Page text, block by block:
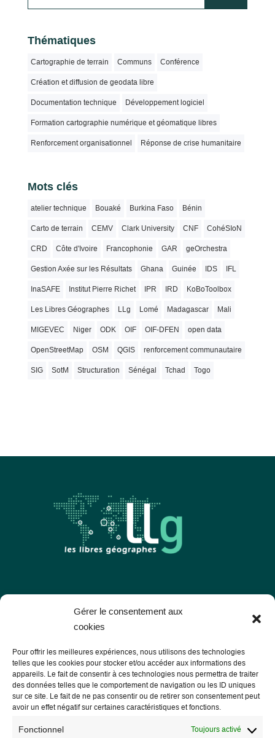
Gérer le consentement aux
cookies
Pour offrir les meilleures expériences, nous utilisons des technologies
telles que les cookies pour stocker et/ou accéder aux informations des
appareils. Le fait de consentir à ces technologies nous permettra de traiter
des données telles que le comportement de navigation ou les ID uniques
sur ce site. Le fait de ne pas consentir ou de retirer son consentement peut
avoir un effet négatif sur certaines caractéristiques et fonctions.
Fonctionnel Toujours activé
Thématiques
Cartographie de terrain Communs Conférence
Création et diffusion de geodata libre
Documentation technique Développement logiciel
Formation cartographie numérique et géomatique libres
Renforcement organisationnel Réponse de crise humanitaire
Mots clés
atelier technique Bouaké Burkina Faso Bénin
Carto de terrain CEMV Clark University CNF CohéSIoN
CRD Côte d'Ivoire Francophonie GAR geOrchestra
Gestion Axée sur les Résultats Ghana Guinée IDS IFL
InaSAFE Institut Pierre Richet IPR IRD KoBoToolbox
Les Libres Géographes LLg Lomé Madagascar Mali
MIGEVEC Niger ODK OIF OIF-DFEN open data
OpenStreetMap OSM QGIS renforcement communautaire
SIG SotM Structuration Sénégal Tchad Togo
Les Libres Géographes
56000 Vannes
— Nous contacter